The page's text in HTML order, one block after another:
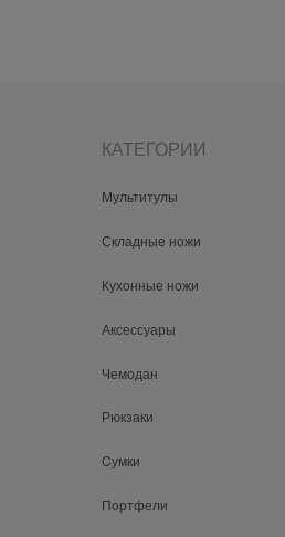
КАТЕГОРИИ
Мультитулы
Складные ножи
Кухонные ножи
Аксессуары
Чемодан
Рюкзаки
Cумки
Портфели